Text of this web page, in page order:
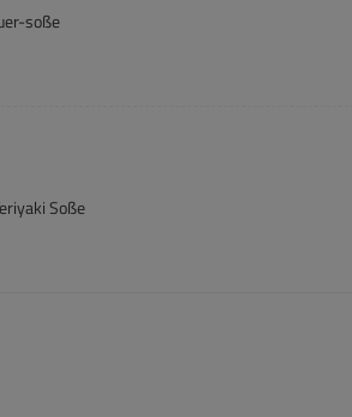
soße
Soße